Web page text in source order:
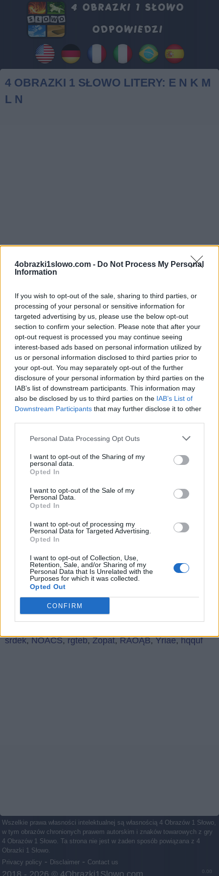
4obrazki1slowo.com - Do Not Process My Personal
Information
If you wish to opt-out of the sale, sharing to third parties, or
processing of your personal or sensitive information for
targeted advertising by us, please use the below opt-out
section to confirm your selection. Please note that after your
opt-out request is processed you may continue seeing
interest-based ads based on personal information utilized by
us or personal information disclosed to third parties prior to
your opt-out. You may separately opt-out of the further
disclosure of your personal information by third parties on the
IAB’s list of downstream participants. This information may
also be disclosed by us to third parties on the IAB’s List of
Downstream Participants that may further disclose it to other
Personal Data Processing Opt Outs
I want to opt-out of the Sharing of my
personal data.
Opted In
I want to opt-out of the Sale of my
Personal Data.
Opted In
I want to opt-out of processing my
Personal Data for Targeted Advertising.
Opted In
I want to opt-out of Collection, Use,
Retention, Sale, and/or Sharing of my
Personal Data that Is Unrelated with the
Purposes for which it was collected.
Opted Out
CONFIRM
4 OBRAZKI 1 SŁOWO LITERY: E N K M
L N
4 Obrazki 1 Słowo odpowiedzi i kody do litery: E N K
M L N słów popularnej gry na iOS i Androida
odpowiedzi w grze mogą być w innej kolejności, więc
sprawdź poprzednią stronę, jeśli odpowiedź poniżej
nie odpowiada pytaniu na twoim poziomie.
Znaleźliśmy 0 łamigłówek.
Wyszukaj według liter, wprowadź
wszystkie litery:
Wyszukaj
według
liter,
wprowadź
Szukaj
Co sądzisz o naszej stronie?
(91
z 5)
Czego szukają ludzie:
E N K,elrhs,DZŻŹŚ,N W o
srdek,NOACS,rgteb,Zopat,RAÓĄB,Yriae,hqquf
Wszelkie prawa własności intelektualnej są własnością 4 Obrazów 1 Słowo,
w tym obrazów chronionych prawem autorskim i znaków towarowych z gry
4 Obrazów 1 Słowo. Ta strona nie jest w żaden sposób powiązana z 4
Obrazki 1 Słowo.
Privacy policy - Disclaimer - Contact us
0.00